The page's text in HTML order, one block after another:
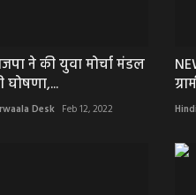
ने की युवा मोर्चा मंडल
घोषणा,...
Desk Feb 12, 2022